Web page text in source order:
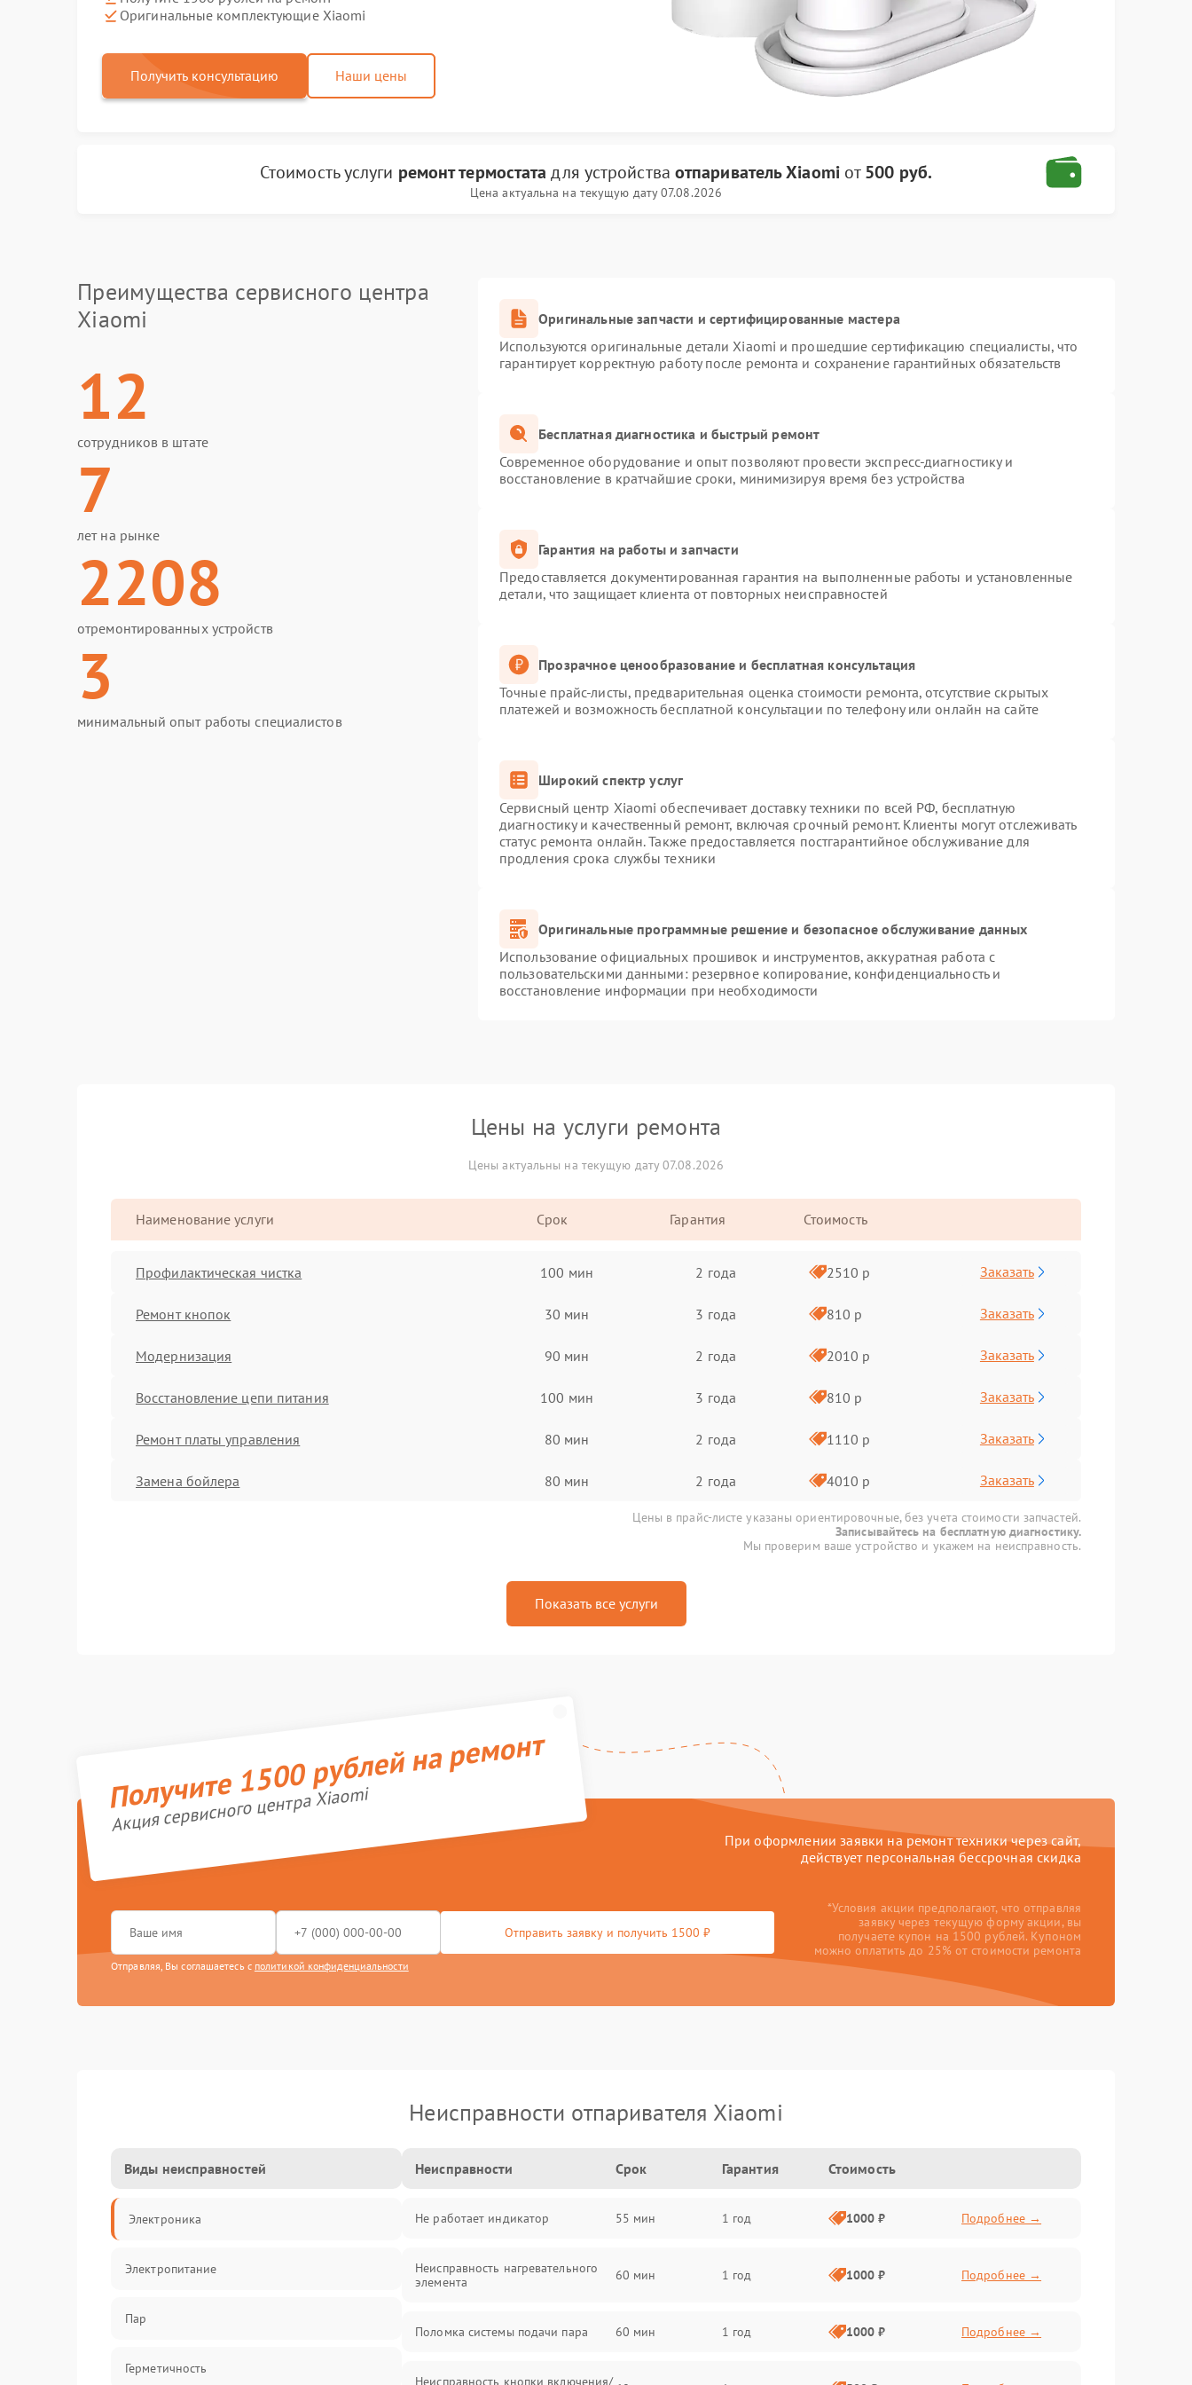
Оригинальные комплектующие Xiaomi
Получить консультацию Наши цены
Стоимость услуги ремонт термостата для устройства отпариватель Xiaomiот500 руб.
Цена актуальна на текущую дату 07.08.2026
Преимущества сервисного центра
Xiaomi
12
сотрудников в штате
7
лет на рынке
2208
отремонтированных устройств
3
минимальный опыт работы специалистов
Оригинальные запчасти и сертифицированные мастера
Используются оригинальные детали Xiaomi и прошедшие сертификацию специалисты, что
гарантирует корректную работу после ремонта и сохранение гарантийных обязательств
Бесплатная диагностика и быстрый ремонт
Современное оборудование и опыт позволяют провести экспресс-диагностику и
восстановление в кратчайшие сроки, минимизируя время без устройства
Гарантия на работы и запчасти
Предоставляется документированная гарантия на выполненные работы и установленные
детали, что защищает клиента от повторных неисправностей
Прозрачное ценообразование и бесплатная консультация
Точные прайс-листы, предварительная оценка стоимости ремонта, отсутствие скрытых
платежей и возможность бесплатной консультации по телефону или онлайн на сайте
Широкий спектр услуг
Сервисный центр Xiaomi обеспечивает доставку техники по всей РФ, бесплатную
диагностику и качественный ремонт, включая срочный ремонт. Клиенты могут отслеживать
статус ремонта онлайн. Также предоставляется постгарантийное обслуживание для
продления срока службы техники
Оригинальные программные решение и безопасное обслуживание данных
Использование официальных прошивок и инструментов, аккуратная работа с
пользовательскими данными: резервное копирование, конфиденциальность и
восстановление информации при необходимости
Цены на услуги ремонта
Цены актуальны на текущую дату 07.08.2026
Наименование услуги Срок Гарантия Стоимость
Профилактическая чистка 100 мин 2 года 2510 р Заказать
Ремонт кнопок 30 мин 3 года 810 р Заказать
Модернизация 90 мин 2 года 2010 р Заказать
Восстановление цепи питания 100 мин 3 года 810 р Заказать
Ремонт платы управления 80 мин 2 года 1110 р Заказать
Замена бойлера 80 мин 2 года 4010 р Заказать
Цены в прайс-листе указаны ориентировочные, без учета стоимости запчастей.
Записывайтесь на бесплатную диагностику.
Мы проверим ваше устройство и укажем на неисправность.
Показать все услуги
Получите 1500 рублей на ремонт
Акция сервисного центра Xiaomi
При оформлении заявки на ремонт техники через сайт,
действует персональная бессрочная скидка
Отправить заявку и получить 1500 ₽
Отправляя, Вы соглашаетесь с политикой конфиденциальности
*Условия акции предполагают, что отправляя
заявку через текущую форму акции, вы
получаете купон на 1500 рублей. Купоном
можно оплатить до 25% от стоимости ремонта
Неисправности отпаривателя Xiaomi
Виды неисправностей
Электроника
Электропитание
Пар
Герметичность
Неисправности Срок Гарантия Стоимость
Не работает индикатор 55 мин 1 год 1000 ₽ Подробнее →
Неисправность нагревательного
элемента
60 мин 1 год 1000 ₽ Подробнее →
Поломка системы подачи пара 60 мин 1 год 1000 ₽ Подробнее →
Неисправность кнопки включения/